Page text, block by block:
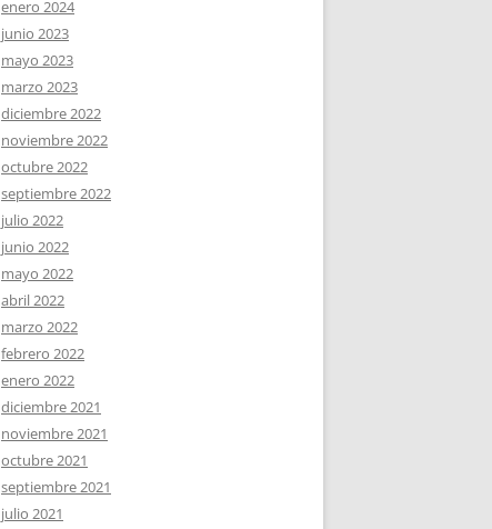
enero 2024
junio 2023
mayo 2023
marzo 2023
diciembre 2022
noviembre 2022
octubre 2022
septiembre 2022
julio 2022
junio 2022
mayo 2022
abril 2022
marzo 2022
febrero 2022
enero 2022
diciembre 2021
noviembre 2021
octubre 2021
septiembre 2021
julio 2021